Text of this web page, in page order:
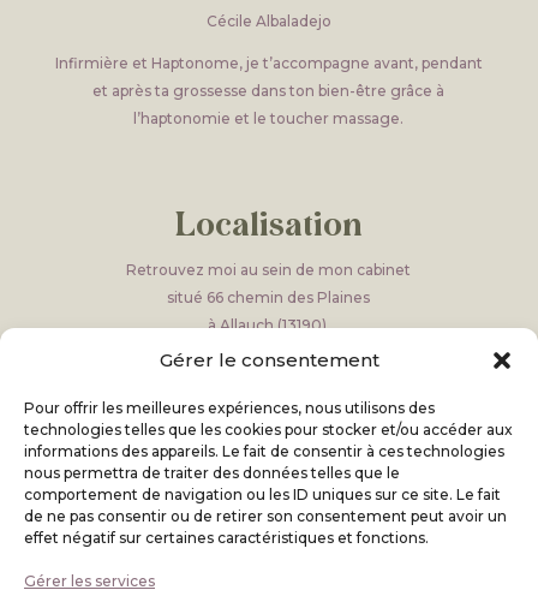
Gérer le consentement
Pour offrir les meilleures expériences, nous utilisons des
technologies telles que les cookies pour stocker et/ou accéder aux
informations des appareils. Le fait de consentir à ces technologies
nous permettra de traiter des données telles que le
comportement de navigation ou les ID uniques sur ce site. Le fait
de ne pas consentir ou de retirer son consentement peut avoir un
effet négatif sur certaines caractéristiques et fonctions.
Gérer les services
Cécile Albaladejo
Infirmière et Haptonome, je t’accompagne avant, pendant
et après ta grossesse dans ton bien-être grâce à
l’haptonomie et le toucher massage.
Localisation
Retrouvez moi au sein de mon cabinet
situé 66 chemin des Plaines
à Allauch (13190).
Attention au 66 portail blanc, prendre le chemin
gauche
Horaires